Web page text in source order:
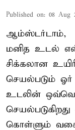
Published on: 08 Aug
ஆம்ஸ்டர்டாம்,
மனித உடல்
சிக்கலான
செயல்படும்
உடலின்
கொள்ளும்